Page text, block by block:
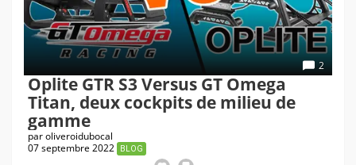
2
Oplite GTR S3 Versus GT Omega
Titan, deux cockpits de milieu de
gamme
paroliveroidubocal
07 septembre 2022
BLOG